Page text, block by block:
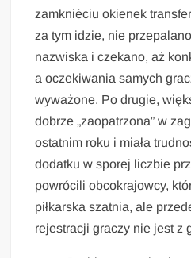
zamkniėciu okienek
za tym idzie, nie
nazwiska i czekano, aż
a oczekiwania samych
wyważone. Po drugie,
dobrze „zaopatrzona” w
ostatnim roku i miała
dodatku w sporej liczbie
powrócili obcokrajowcy,
piłkarska szatnia, ale
rejestracji graczy nie jest z